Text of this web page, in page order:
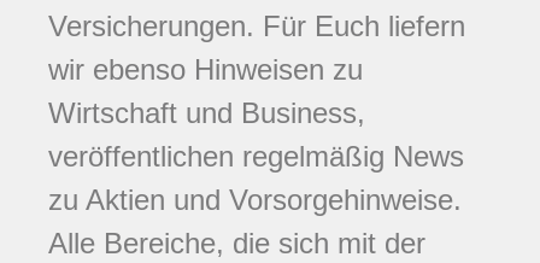
Versicherungen. Für Euch liefern
wir ebenso Hinweisen zu
Wirtschaft und Business,
veröffentlichen regelmäßig News
zu Aktien und Vorsorgehinweise.
Alle Bereiche, die sich mit der